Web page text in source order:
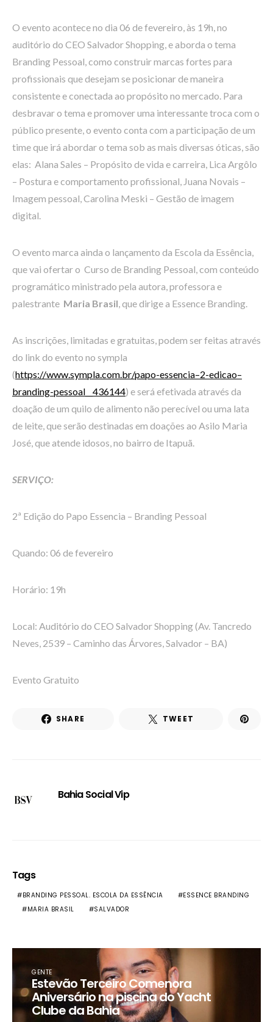
O evento acontece no dia 06 de fevereiro, às 19h, no
auditório do CEO Salvador Shopping, e aborda o tema
Branding Pessoal, como construir marcas fortes para
profissionais que desejam se posicionar de maneira
consistente e conectada ao propósito no mercado. Para
desbravar o tema e promover uma interessante troca com o
público presente, o evento conta com a participação de um
time que irá abordar o tema sob as mais diversas óticas, são
elas: Alana Sales – Propósito de vida e carreira, Lica Argôlo
– Postura e comportamento profissional, Juana Novais –
Imagem pessoal, Carolina Meski – Gestão de imagem
digital.
O evento marca ainda o lançamento da Escola da Essência,
que vai ofertar o Curso de Branding Pessoal, com conteúdo
programático ministrado pela autora, professora e
palestrante Maria Brasil, que dirige a Essence Branding.
As inscrições, limitadas e gratuitas, podem ser feitas através
do link do evento no sympla
(https://www.sympla.com.br/papo-essencia–2-edicao–
branding-pessoal__436144) e será efetivada através da
doação de um quilo de alimento não perecível ou uma lata
de leite, que serão destinadas em doações ao Asilo Maria
José, que atende idosos, no bairro de Itapuã.
SERVIÇO:
2ª Edição do Papo Essencia – Branding Pessoal
Quando: 06 de fevereiro
Horário: 19h
Local: Auditório do CEO Salvador Shopping (Av. Tancredo
Neves, 2539 – Caminho das Árvores, Salvador – BA)
Evento Gratuito
SHARE TWEET
Bahia Social Vip
Tags
BRANDING PESSOAL. ESCOLA DA ESSÊNCIA
ESSENCE BRANDING
MARIA BRASIL
SALVADOR
GENTE
Estevão Terceiro Comenora
Aniversário na piscina do Yacht
Clube da Bahia